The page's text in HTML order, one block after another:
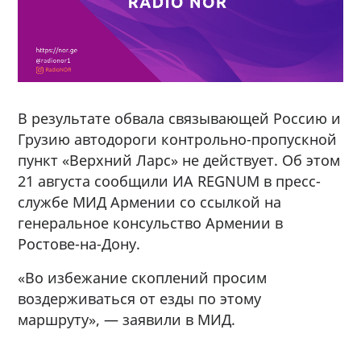
В результате обвала связывающей Россию и
Грузию автодороги контрольно-пропускной
пункт «Верхний Ларс» не действует. Об этом
21 августа сообщили ИА REGNUM в пресс-
службе МИД Армении со ссылкой на
генеральное консульство Армении в
Ростове-на-Дону.
«Во избежание скоплений просим
воздерживаться от езды по этому
маршруту», — заявили в МИД.